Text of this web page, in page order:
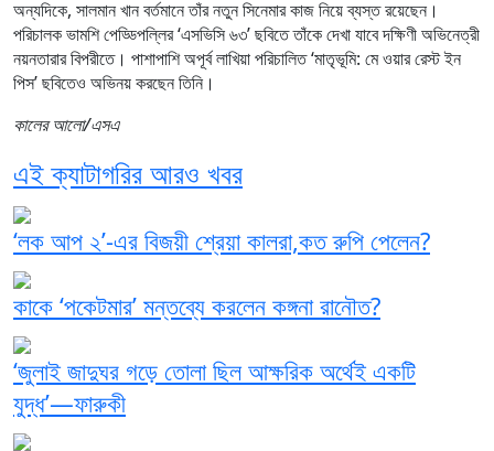
অন্যদিকে, সালমান খান বর্তমানে তাঁর নতুন সিনেমার কাজ নিয়ে ব্যস্ত রয়েছেন।
পরিচালক ভামশি পেড্ডিপল্লির ‘এসভিসি ৬৩’ ছবিতে তাঁকে দেখা যাবে দক্ষিণী অভিনেত্রী
নয়নতারার বিপরীতে। পাশাপাশি অপূর্ব লাখিয়া পরিচালিত ‘মাতৃভূমি: মে ওয়ার রেস্ট ইন
পিস’ ছবিতেও অভিনয় করছেন তিনি।
কালের আলো/এসএ
এই ক্যাটাগরির আরও খবর
‘লক আপ ২’-এর বিজয়ী শ্রেয়া কালরা,কত রুপি পেলেন?
কাকে ‘পকেটমার’ মন্তব্যে করলেন কঙ্গনা রানৌত?
‘জুলাই জাদুঘর গড়ে তোলা ছিল আক্ষরিক অর্থেই একটি
যুদ্ধ’—ফারুকী